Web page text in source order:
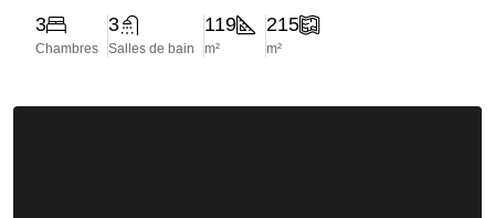
3
Chambres
3
Salles de bain
119
m²
215
m²